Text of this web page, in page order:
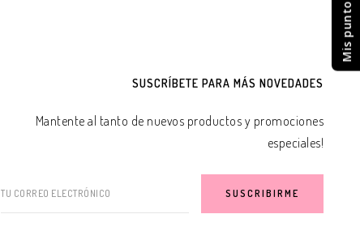
SUSCRÍBETE PARA MÁS NOVEDADES
Mantente al tanto de nuevos productos y promociones
especiales!
TU CORREO ELECTRÓNICO
Mis puntos